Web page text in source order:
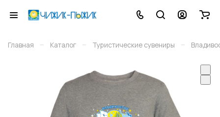
Главная – Каталог – Туристические сувениры –